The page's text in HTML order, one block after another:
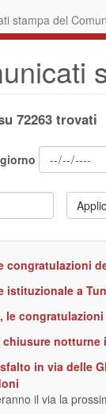
stampa del
72263 trovati
congratulazioni
istituzionale a
le
chiusure notturne
in via delle
il via la